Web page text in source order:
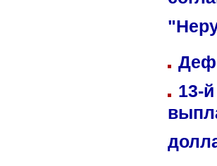
13-